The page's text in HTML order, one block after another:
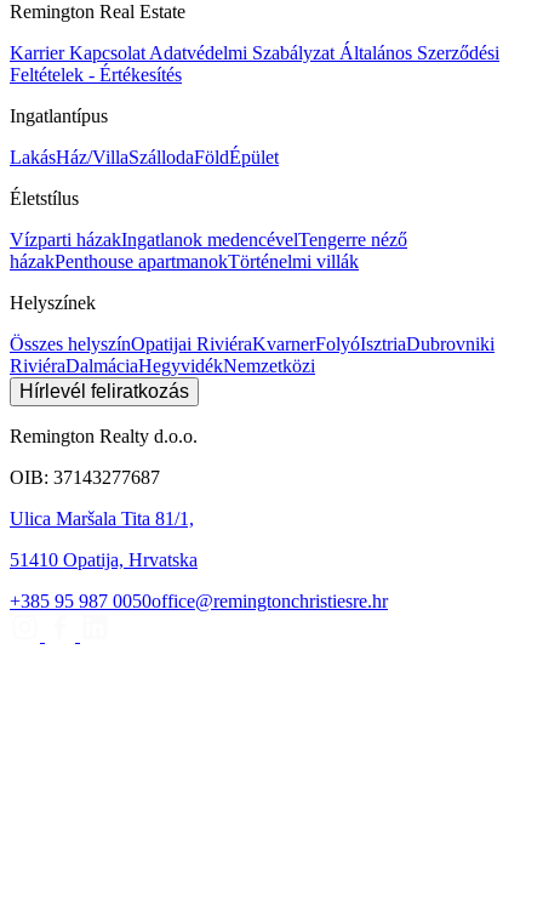
Remington Real Estate
KarrierKapcsolat Adatvédelmi Szabályzat Általános Szerződési
Feltételek - Értékesítés
Ingatlantípus
LakásHáz/VillaSzállodaFöldÉpület
Életstílus
Vízparti házakIngatlanok medencévelTengerre néző
házakPenthouse apartmanokTörténelmi villák
Helyszínek
Összes helyszínOpatijai RiviéraKvarnerFolyóIsztriaDubrovniki
RiviéraDalmáciaHegyvidékNemzetközi
Hírlevél feliratkozás
Remington Realty d.o.o.
OIB: 37143277687
Ulica Maršala Tita 81/1,
51410 Opatija, Hrvatska
+385 95 987 0050office@remingtonchristiesre.hr